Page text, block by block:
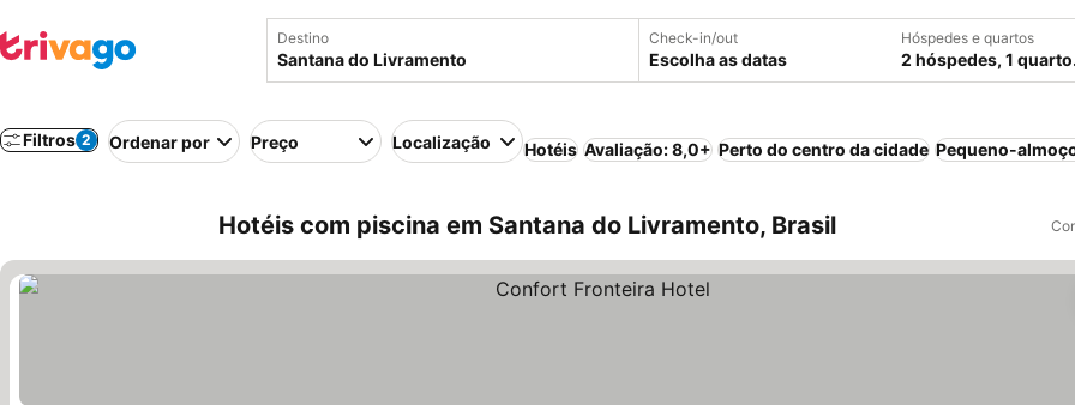
Destino Check-in/out
Escolha as datas
Hóspedes e quartos
2 hóspedes, 1 quarto.
Filtros 2 Ordenar por Preço Localização Hotéis Avaliação: 8,0+ Perto do centro da cidade Pequeno-
Hotéis com piscina em Santana do Livramento, Brasil